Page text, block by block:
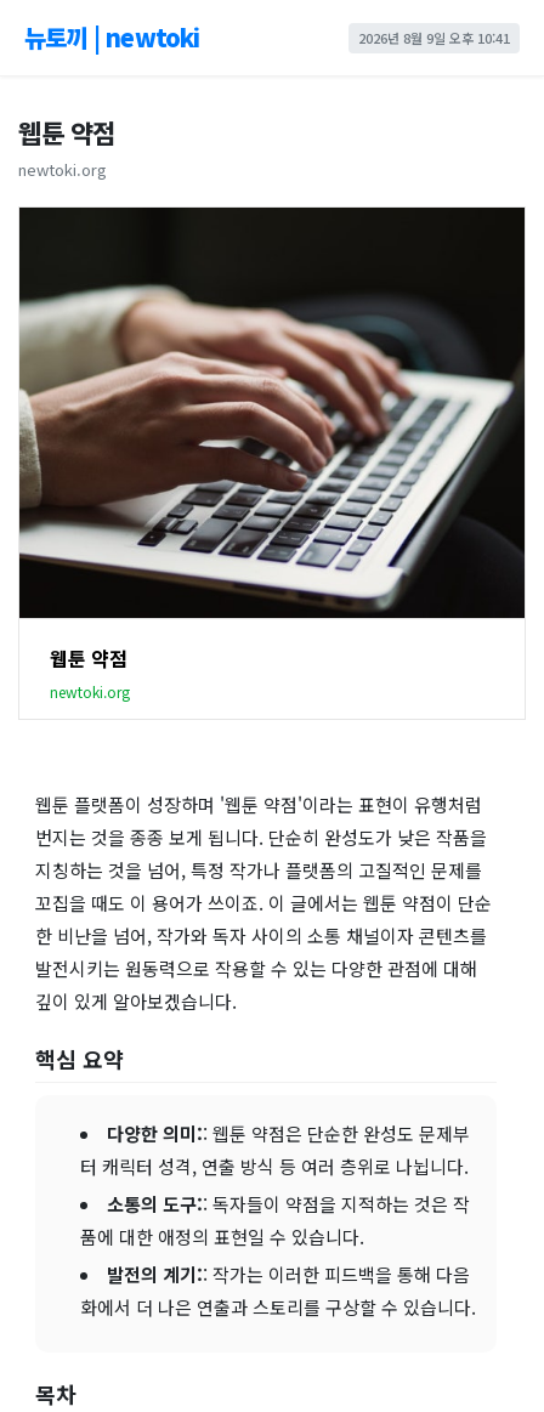
뉴토끼 | newtoki 2026년 8월 9일 오후 10:41
웹툰 약점
newtoki.org
웹툰 약점
newtoki.org
웹툰 플랫폼이 성장하며 '웹툰 약점'이라는 표현이 유행처럼
번지는 것을 종종 보게 됩니다. 단순히 완성도가 낮은 작품을
지칭하는 것을 넘어, 특정 작가나 플랫폼의 고질적인 문제를
꼬집을 때도 이 용어가 쓰이죠. 이 글에서는 웹툰 약점이 단순
한 비난을 넘어, 작가와 독자 사이의 소통 채널이자 콘텐츠를
발전시키는 원동력으로 작용할 수 있는 다양한 관점에 대해
깊이 있게 알아보겠습니다.
핵심 요약
다양한 의미:: 웹툰 약점은 단순한 완성도 문제부
터 캐릭터 성격, 연출 방식 등 여러 층위로 나뉩니다.
소통의 도구:: 독자들이 약점을 지적하는 것은 작
품에 대한 애정의 표현일 수 있습니다.
발전의 계기:: 작가는 이러한 피드백을 통해 다음
화에서 더 나은 연출과 스토리를 구상할 수 있습니다.
목차